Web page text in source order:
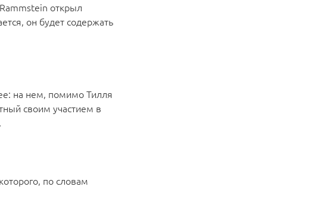
открыл
он будет содержать
на нем, помимо Тилля
своим участием в
по словам